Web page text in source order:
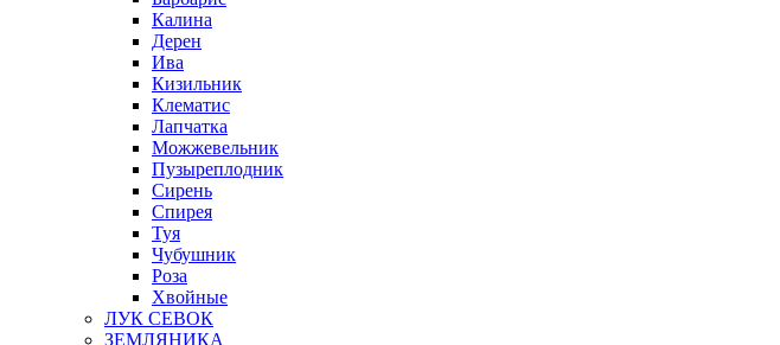
Калина
Дерен
Ива
Кизильник
Клематис
Лапчатка
Можжевельник
Пузыреплодник
Сирень
Спирея
Туя
Чубушник
Роза
Хвойные
ЛУК СЕВОК
ЗЕМЛЯНИКА